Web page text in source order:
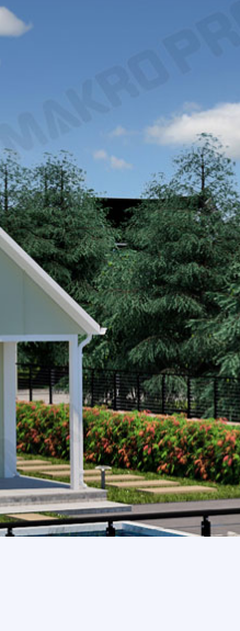
Prefabrik
Prefabrik